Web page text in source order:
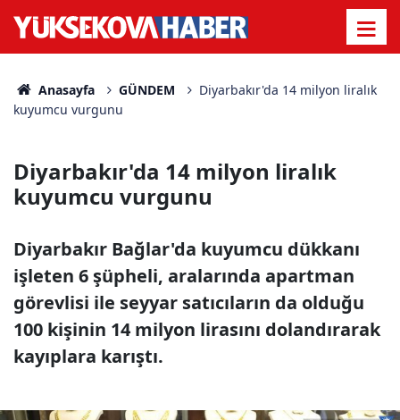
Anasayfa GÜNDEM
Diyarbakır'da 14 milyon liralık
kuyumcu vurgunu
Diyarbakır'da 14 milyon liralık
kuyumcu vurgunu
Diyarbakır Bağlar'da kuyumcu dükkanı
işleten 6 şüpheli, aralarında apartman
görevlisi ile seyyar satıcıların da olduğu
100 kişinin 14 milyon lirasını dolandırarak
kayıplara karıştı.